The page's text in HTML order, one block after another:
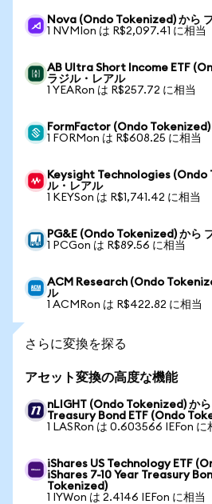
Nova (Ondo Tokenized) から
1 NVMIon は R$2,097.41 に相当
AB Ultra Short Income ETF
ラジル・レアル
1 YEARon は R$257.72 に相当
FormFactor (Ondo Tokenized)
1 FORMon は R$608.25 に相当
Keysight Technologies (Ondo
ル・レアル
1 KEYSon は R$1,741.42 に相当
PG&E (Ondo Tokenized) から
1 PCGon は R$89.56 に相当
ACM Research (Ondo
ル
1 ACMRon は R$422.82 に相当
さらに変換を探る
アセット変換の高度な機能
nLIGHT (Ondo Tokenized) か
Treasury Bond ETF (Ondo
1 LASRon は 0.603566 IEFon に
iShares US Technology ETF
iShares 7-10 Year Treasury
Tokenized)
1 IYWon は 2.4146 IEFon に相当